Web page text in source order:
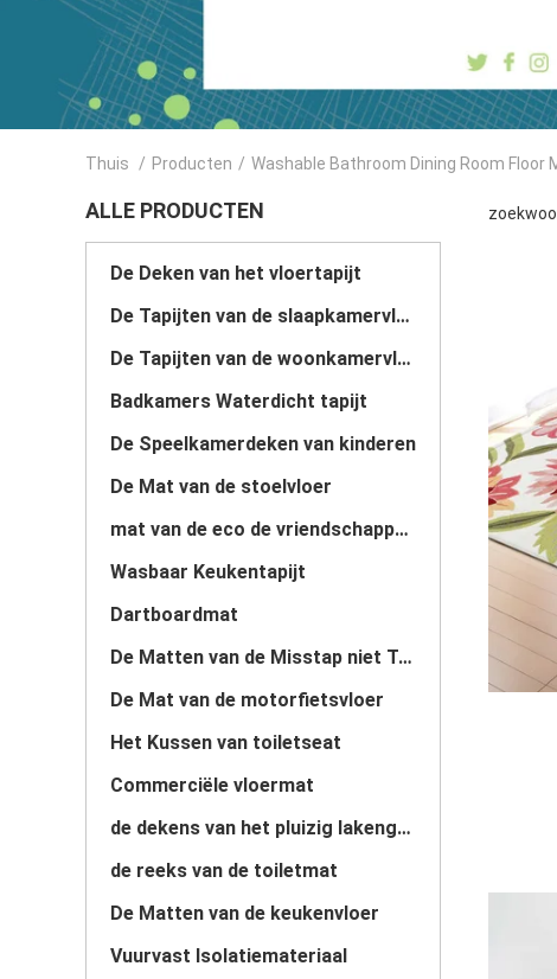
Thuis / Producten / Washable Bathroom Dining Room Floor
ALLE PRODUCTEN
De Deken van het vloertapijt
De Tapijten van de slaapkamervloer
De Tapijten van de woonkamervloer
Badkamers Waterdicht tapijt
De Speelkamerdeken van kinderen
De Mat van de stoelvloer
mat van de eco de vriendschappelijke yoga
Wasbaar Keukentapijt
Dartboardmat
De Matten van de Misstap niet Trede
De Mat van de motorfietsvloer
Het Kussen van toiletseat
Commerciële vloermat
de dekens van het pluizig lakengebied
de reeks van de toiletmat
De Matten van de keukenvloer
Vuurvast Isolatiemateriaal